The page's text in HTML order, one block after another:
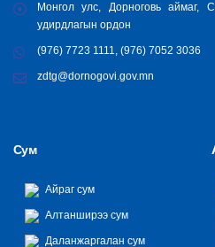
Монгол улс, Дорноговь аймаг,
удирдлагын ордон
(976) 7723 1111, (976) 7052 3036
zdtg@dornogovi.gov.mn
Сум
Айраг сум
Алтанширээ сум
Даланжаргалан сум